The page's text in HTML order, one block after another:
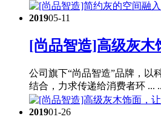
201905-11
[尚品智造]高级灰木
公司旗下“尚品智造”品牌，以
结合，力求传递给消费者环 ...
201901-26